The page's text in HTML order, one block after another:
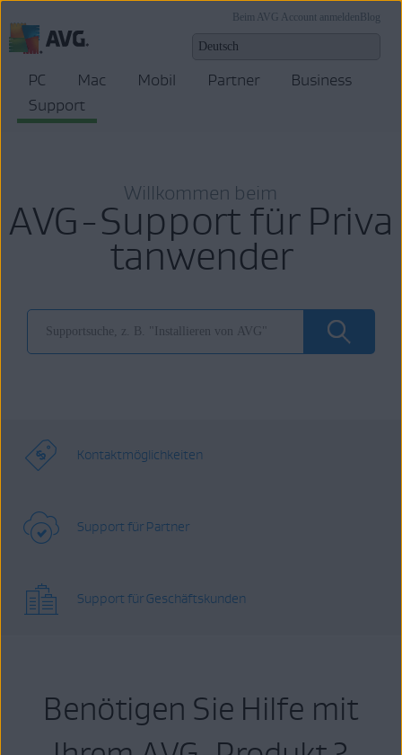
Blog
Beim AVG Account anmelden
PC Mac Mobil Partner
Business
Support
Willkommen beim
AVG-Support für Priva
tanwender
Kontaktmöglichkeiten
Support für Partner
Support für Geschäftskunden
Benötigen Sie Hilfe mit